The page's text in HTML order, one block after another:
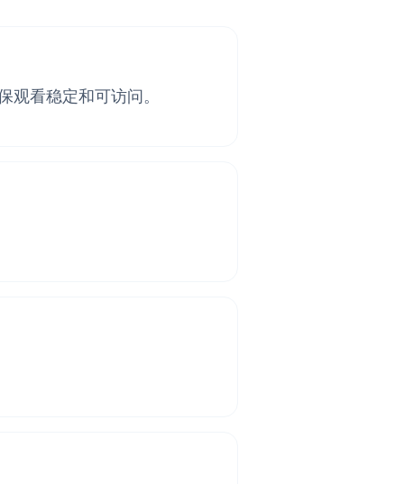
看稳定和可访问。